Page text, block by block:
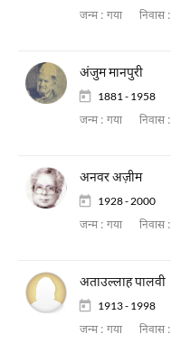
जन्म : गया निवास :
अंजुम मानपुरी
1881 - 1958
जन्म : गया निवास :
अनवर अज़ीम
1928 - 2000
जन्म : गया निवास :
अताउल्लाह पालवी
1913 - 1998
जन्म : गया निवास :